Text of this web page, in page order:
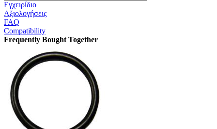
Εγχειρίδιο
Αξιολογήσεις
FAQ
Compatibility
Frequently Bought Together